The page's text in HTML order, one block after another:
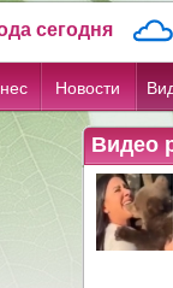
сегодня
Новости
Видео